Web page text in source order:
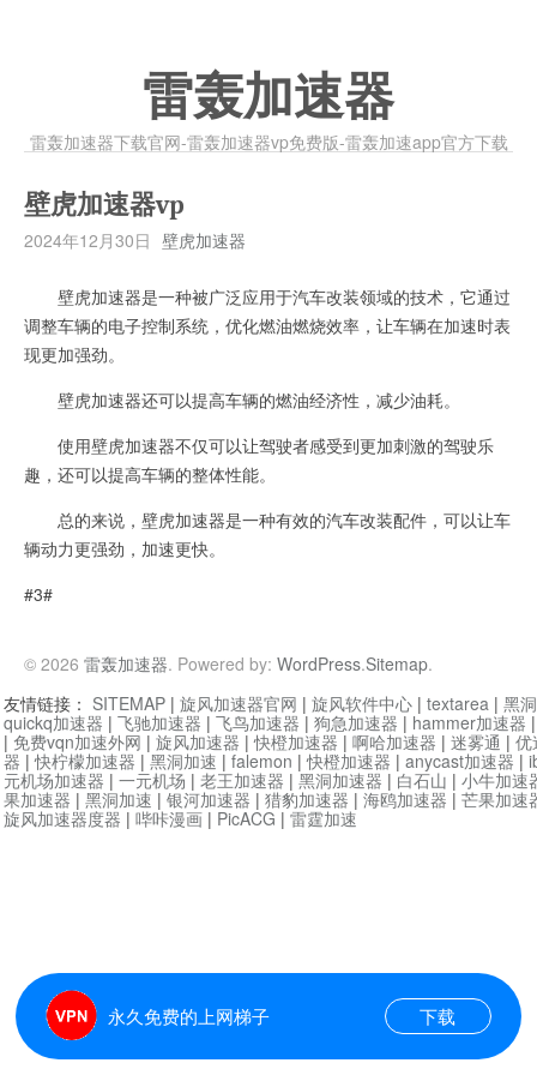
雷轰加速器
雷轰加速器下载官网-雷轰加速器vp免费版-雷轰加速app官方下载
壁虎加速器vp
2024年12月30日 壁虎加速器
壁虎加速器是一种被广泛应用于汽车改装领域的技术，它通过
调整车辆的电子控制系统，优化燃油燃烧效率，让车辆在加速时表
现更加强劲。
壁虎加速器还可以提高车辆的燃油经济性，减少油耗。
使用壁虎加速器不仅可以让驾驶者感受到更加刺激的驾驶乐
趣，还可以提高车辆的整体性能。
总的来说，壁虎加速器是一种有效的汽车改装配件，可以让车
辆动力更强劲，加速更快。
#3#
© 2026 雷轰加速器. Powered by: WordPress.Sitemap.
永久免费的上网梯子 下载
友情链接： SITEMAP | 旋风加速器官网 | 旋风软件中心 | textarea | 黑
quickq加速器 | 飞驰加速器 | 飞鸟加速器 | 狗急加速器 | hammer加速器
| 免费vqn加速外网 | 旋风加速器 |快橙加速器 | 啊哈加速器 | 迷雾通 | 优
器 |快柠檬加速器 | 黑洞加速 | falemon |快橙加速器 | anycast加速器 |
元机场加速器 | 一元机场 | 老王加速器 | 黑洞加速器 | 白石山 | 小牛加速
果加速器 | 黑洞加速 | 银河加速器 | 猎豹加速器 | 海鸥加速器 | 芒果加速
旋风加速器度器 | 哔咔漫画 | PicACG | 雷霆加速